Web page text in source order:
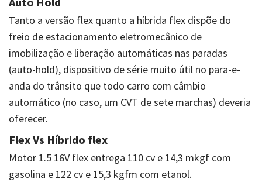
Tanto a versão flex quanto a híbrida flex dispõe do
freio de estacionamento eletromecânico de
imobilização e liberação automáticas nas paradas
(auto-hold), dispositivo de série muito útil no para-e-
anda do trânsito que todo carro com câmbio
automático (no caso, um CVT de sete marchas) deveria
oferecer.
Flex Vs Híbrido flex
Motor 1.5 16V flex entrega 110 cv e 14,3 mkgf com
gasolina e 122 cv e 15,3 kgfm com etanol.